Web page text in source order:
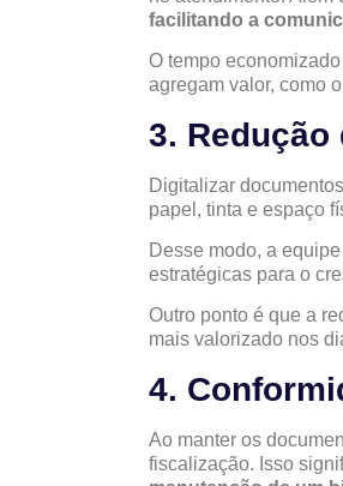
facilitando a
O tempo
agregam valor, como
3.
Digitalizar
papel, tinta e espaço
Desse modo, a
estratégicas para o
Outro ponto é que a
mais valorizado nos
4.
Ao manter os
fiscalização. Isso